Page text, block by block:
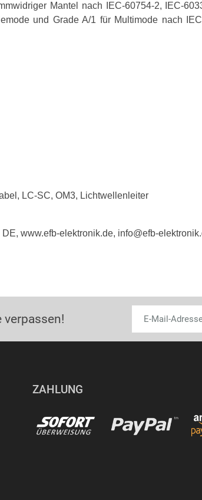
Mantel nach IEC-60754-2, IEC-
und Grade A/1 für Multimode nach
LC-SC, OM3, Lichtwellenleiter
www.efb-elektronik.de, info@efb-
ZAHLUNG